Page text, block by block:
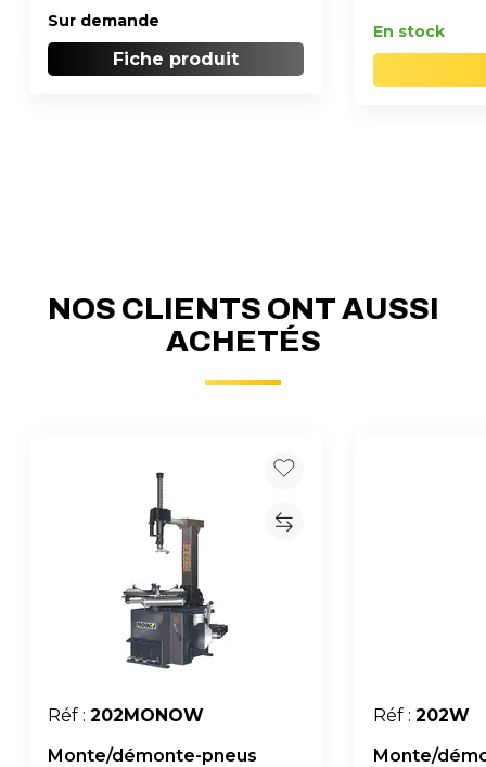
Sur demande
Fiche produit
En stock
NOS CLIENTS ONT AUSSI
ACHETÉS
Réf : 202MONOW
Monte/démonte-pneus
Réf : 202W
Monte/